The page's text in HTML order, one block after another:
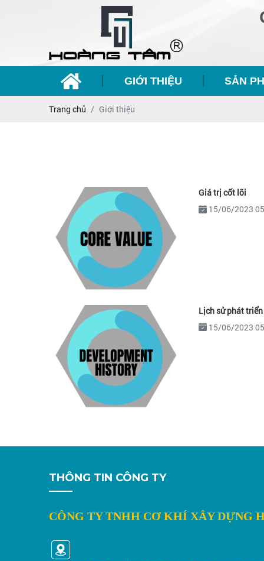
GIỚI THIỆU SẢN
Trang chủ Giới thiệu
Giá trị cốt lõi
15/06/2023
Lịch sử phát triển
15/06/2023
THÔNG TIN CÔNG TY
CÔNG TY TNHH CƠ KHÍ XÂY DỰNG